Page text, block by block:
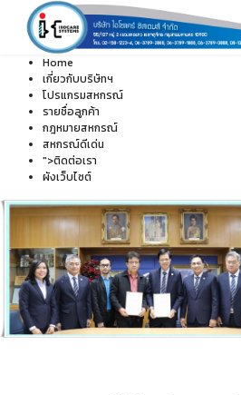
Home
เกี่ยวกับบริษัทฯ
โปรแกรมสหกรณ์
รายชื่อลูกค้า
กฎหมายสหกรณ์
สหกรณ์ดีเด่น
">ติดต่อเรา
ผังเว็บไซต์